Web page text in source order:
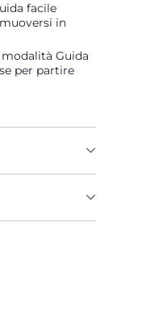
facile
in
Guida
per partire